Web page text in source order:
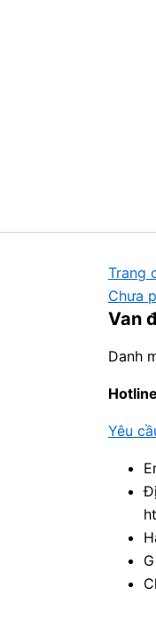
Trang
Chưa
Van
Danh
Yêu